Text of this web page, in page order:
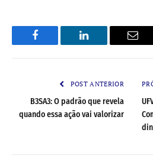
Facebook LinkedIn
POST ANTERIOR
B3SA3: O padrão que revela
quando essa ação vai valorizar